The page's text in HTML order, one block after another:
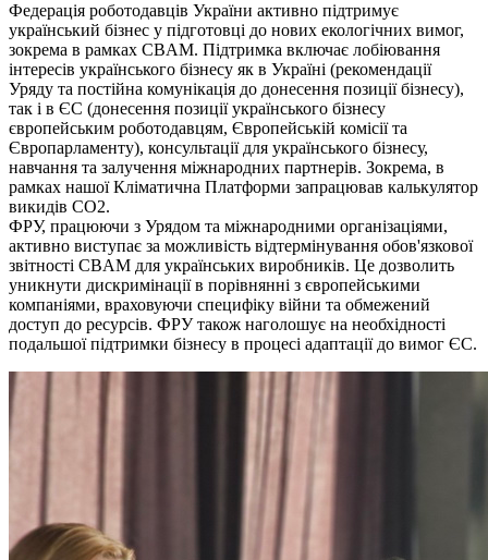
Федерація роботодавців України активно підтримує
український бізнес у підготовці до нових екологічних вимог,
зокрема в рамках CBAM. Підтримка включає лобіювання
інтересів українського бізнесу як в Україні (рекомендації
Уряду та постійна комунікація до донесення позиції бізнесу),
так і в ЄС (донесення позиції українського бізнесу
європейським роботодавцям, Європейській комісії та
Європарламенту), консультації для українського бізнесу,
навчання та залучення міжнародних партнерів. Зокрема, в
рамках нашої Кліматична Платформи запрацював калькулятор
викидів СО2.
ФРУ, працюючи з Урядом та міжнародними організаціями,
активно виступає за можливість відтермінування обов'язкової
звітності CBAM для українських виробників. Це дозволить
уникнути дискримінації в порівнянні з європейськими
компаніями, враховуючи специфіку війни та обмежений
доступ до ресурсів. ФРУ також наголошує на необхідності
подальшої підтримки бізнесу в процесі адаптації до вимог ЄС.